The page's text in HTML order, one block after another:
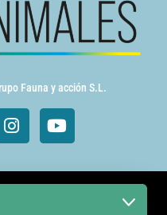
Fauna y acción S.L.
y TV